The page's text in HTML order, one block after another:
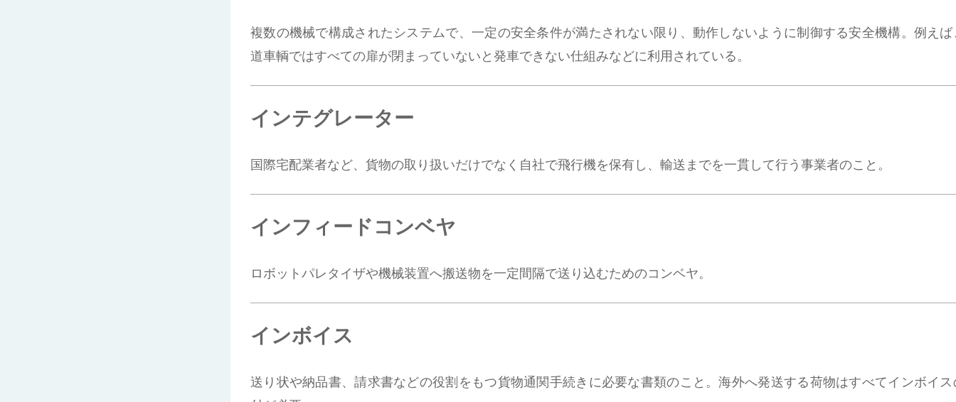
複数の機械で構成されたシステムで、一定の安全条件が満たされない限り、動作しないように制御する安全機構。例え
道車輌ではすべての扉が閉まっていないと発車できない仕組みなどに利用されている。
インテグレーター
国際宅配業者など、貨物の取り扱いだけでなく自社で飛行機を保有し、輸送までを一貫して行う事業者のこと。
インフィードコンベヤ
ロボットパレタイザや機械装置へ搬送物を一定間隔で送り込むためのコンベヤ。
インボイス
送り状や納品書、請求書などの役割をもつ貨物通関手続きに必要な書類のこと。海外へ発送する荷物はすべてインボイ